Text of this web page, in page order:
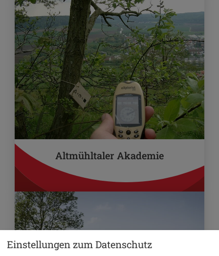
Altmühltaler Akademie
Einstellungen zum Datenschutz